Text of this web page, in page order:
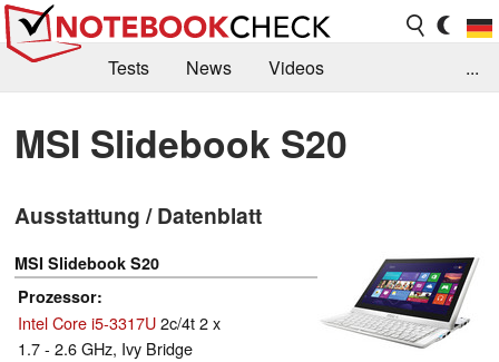
Tests News
Videos
Kaufberatung
Deals Suche
Jobs
Forum
...
MSI Slidebook S20
Ausstattung / Datenblatt
MSI Slidebook S20
Prozessor
Intel Core i5-3317U2c/4t 2 x
1.7 - 2.6 GHz, Ivy Bridge